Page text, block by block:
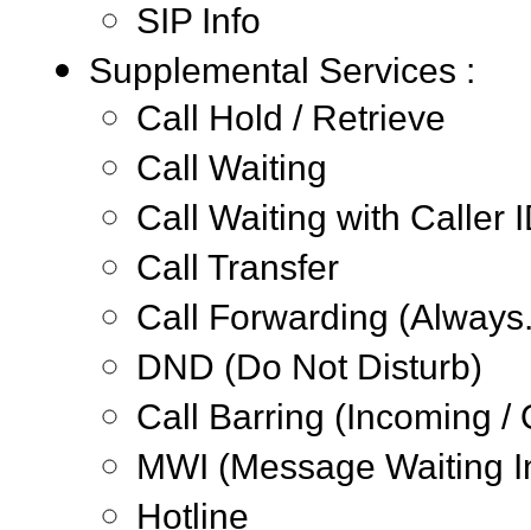
SIP Info
Supplemental Services :
Call Hold / Retrieve
Call Waiting
Call Waiting with Caller
Call Transfer
Call Forwarding
DND (Do Not Disturb)
Call Barring (Incoming /
MWI (Message Waiting
Hotline